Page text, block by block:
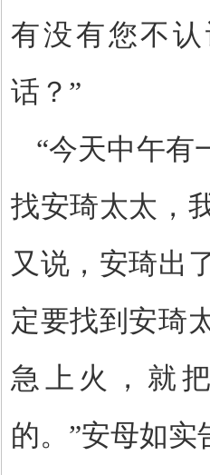
有没有您不
话？”
“今天中午有
找安琦太太，
又说，安琦出
定要找到安琦
急上火，就
的。”安母如实